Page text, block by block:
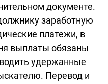
документе.
заработную
платежи, в
выплаты обязаны
удержанные
Перевод и